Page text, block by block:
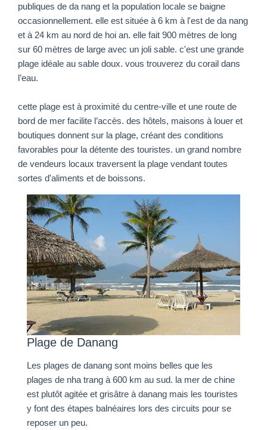
publiques de da nang et la population locale se baigne
occasionnellement. elle est située à 6 km à l'est de da nang
et à 24 km au nord de hoi an. elle fait 900 mètres de long
sur 60 mètres de large avec un joli sable. c'est une grande
plage idéale au sable doux. vous trouverez du corail dans
l’eau.
cette plage est à proximité du centre-ville et une route de
bord de mer facilite l’accès. des hôtels, maisons à louer et
boutiques donnent sur la plage, créant des conditions
favorables pour la détente des touristes. un grand nombre
de vendeurs locaux traversent la plage vendant toutes
sortes d'aliments et de boissons.
Plage de Danang
Les plages de danang sont moins belles que les
plages de nha trang à 600 km au sud. la mer de chine
est plutôt agitée et grisâtre à danang mais les touristes
y font des étapes balnéaires lors des circuits pour se
reposer un peu.